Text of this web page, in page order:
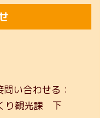
問い合わせる
り観光課 下